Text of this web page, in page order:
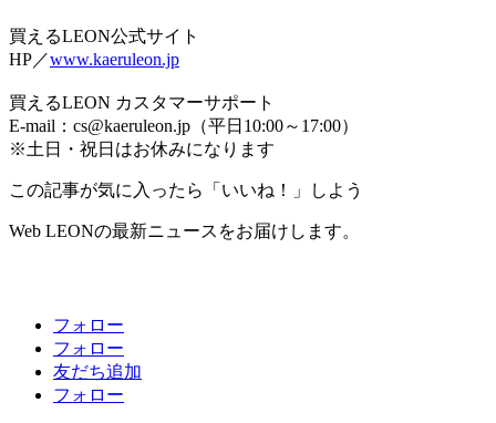
買えるLEON公式サイト
HP／www.kaeruleon.jp
買えるLEON カスタマーサポート
E-mail：cs@kaeruleon.jp（平日10:00～17:00）
※土日・祝日はお休みになります
この記事が気に入ったら「いいね！」しよう
Web LEONの最新ニュースをお届けします。
フォロー
フォロー
友だち追加
フォロー